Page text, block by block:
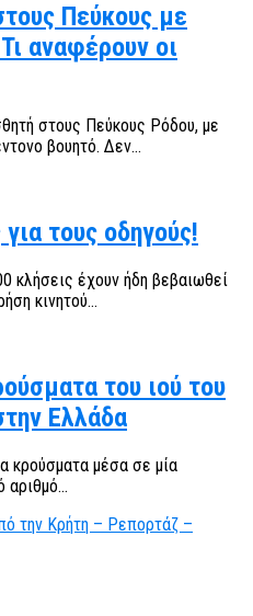
Πεύκους με
αναφέρουν οι
στους Πεύκους Ρόδου, με
βουητό. Δεν...
τους οδηγούς!
κλήσεις έχουν ήδη βεβαιωθεί
κινητού...
του ιού του
Ελλάδα
κρούσματα μέσα σε μία
αριθμό...